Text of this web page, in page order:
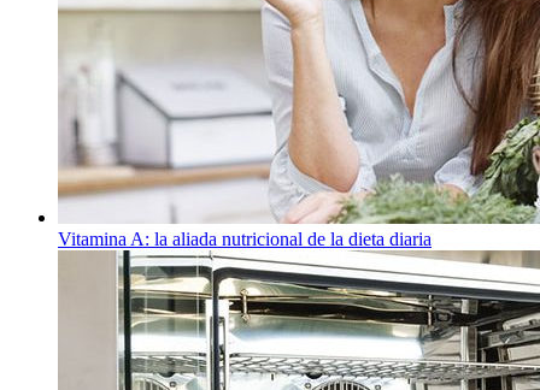
Vitamina A: la aliada nutricional de la dieta diaria